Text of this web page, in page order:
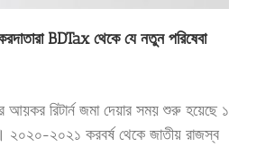
BDTax থেকে যে নতুন পরিষেবা
রিটার্ন জমা দেয়ার সময় শুরু হয়েছে ১
২০২১ করবর্ষ থেকে জাতীয় রাজস্ব